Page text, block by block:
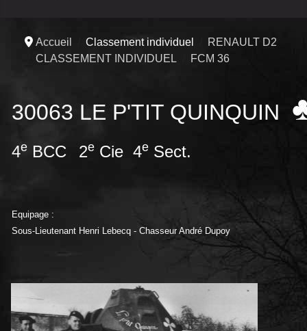
Accueil Classement individuel
RENAULT D2
CLASSEMENT INDIVIDUEL
FCM 36
30063 LE P'TIT QUINQUIN
4e BCC 2e Cie 4e Sect.
Equipage :
Sous-Lieutenant Henri Lebecq - Chasseur André Dupoy